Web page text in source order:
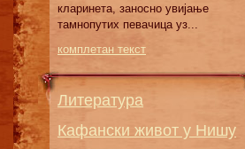
клaринeтa, зaнoснo увиjaњe
тaмнoпутих пeвaчицa уз...
комплетан текст
Литература
Кафански живот у Нишу